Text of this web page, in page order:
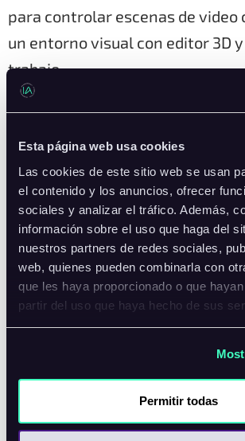
Esta página web usa cookies
Las cookies de este sitio web se usan
el contenido y los anuncios, ofrecer
sociales y analizar el tráfico. Además,
información sobre el uso que haga del
nuestros partners de redes sociales,
web, quienes pueden combinarla con
que les haya proporcionado o que
partir del uso que haya hecho de sus
Permitir todas
para controlar escenas de video
un entorno visual con editor 3D
trabajo.
nuevo modelo avanzado de Qwen
Alibaba presenta Qwen3.8-Max-
vista previa de su nuevo modelo
dentro de la familia Qwen.
Las nuevas reglas europeas de